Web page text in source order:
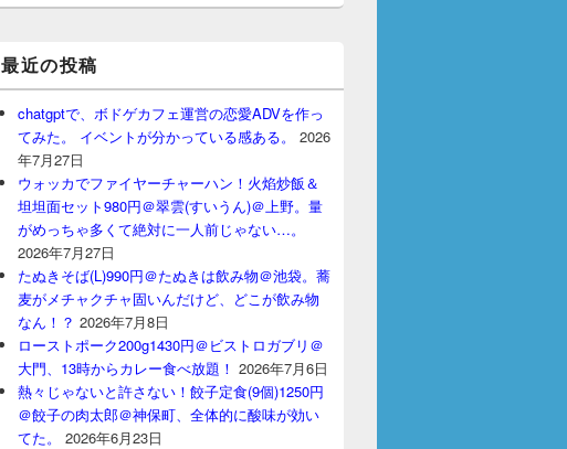
最近の投稿
chatgptで、ボドゲカフェ運営の恋愛ADVを作っ
てみた。 イベントが分かっている感ある。
2026
年7月27日
ウォッカでファイヤーチャーハン！火焰炒飯＆
坦坦面セット980円＠翠雲(すいうん)＠上野。量
がめっちゃ多くて絶対に一人前じゃない…。
2026年7月27日
たぬきそば(L)990円＠たぬきは飲み物＠池袋。蕎
麦がメチャクチャ固いんだけど、どこが飲み物
なん！？ 2026年7月8日
ローストポーク200g1430円＠ビストロガブリ＠
大門、13時からカレー食べ放題！ 2026年7月6日
熱々じゃないと許さない！餃子定食(9個)1250円
＠餃子の肉太郎＠神保町、全体的に酸味が効い
てた。
2026年6月23日